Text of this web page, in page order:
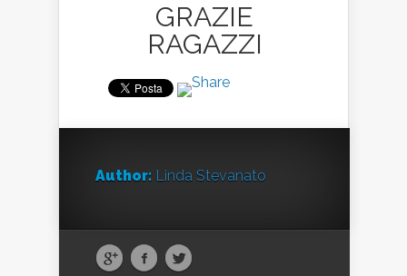
GRAZIE
RAGAZZI
Author: Linda Stevanato